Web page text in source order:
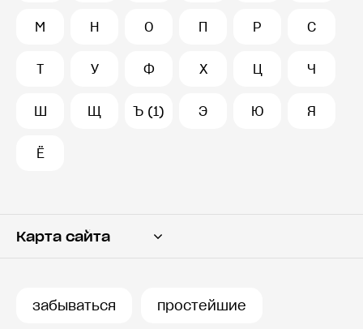
М Н О П Р С
Т У Ф Х Ц Ч
Ш Щ Ъ (1) Э Ю Я
Ё
Карта сайта
забываться простейшие